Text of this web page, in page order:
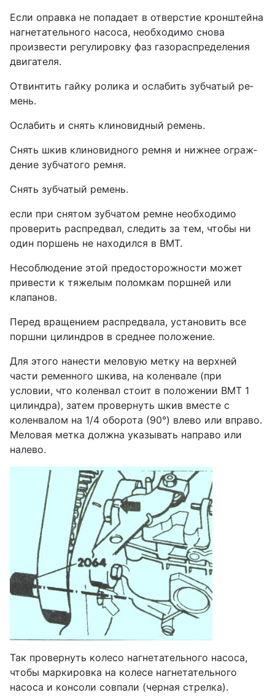
Если оправка не попадает в отверстие кронш­тейна
нагнетательного насоса, необходимо снова
произвести регулировку фаз газораспределения
двигателя.
Отвинтить гайку ролика и ослабить зубчатый ре­
мень.
Ослабить и снять клиновидный ремень.
Снять шкив клиновидного ремня и нижнее ограж­
дение зубчатого ремня.
Снять зубчатый ремень.
если при снятом зубчатом ремне необходимо
проверить распредвал, следить за тем, чтобы ни
один поршень не находился в ВМТ.
Не­соблюдение этой предосторожности может
привести к тяжелым поломкам поршней или
клапанов.
Перед вращением распредвала, установить все
поршни цилиндров в среднее положение.
Для этого нанести меловую метку на верхней
части ременного шкива, на коленвале (при
условии, что коленвал стоит в положении ВМТ 1
цилиндра), затем провернуть шкив вместе с
коленвалом на 1/4 оборота (90°) влево или вправо.
Меловая метка дол­жна указывать направо или
налево.
Так провернуть колесо нагнетательного насоса,
чтобы маркировка на колесе нагнетательного
насоса и консоли совпали (черная стрелка).